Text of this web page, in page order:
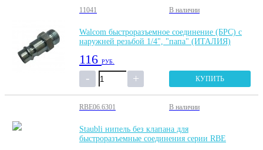
11041 В наличии
Walcom быстроразъемное соединение (БРС) с
наружней резьбой 1/4", "папа" (ИТАЛИЯ)
116 РУБ.
КУПИТЬ
RBE06.6301 В наличии
Staubli нипель без клапана для
быстроразъемные соединения серии RBE